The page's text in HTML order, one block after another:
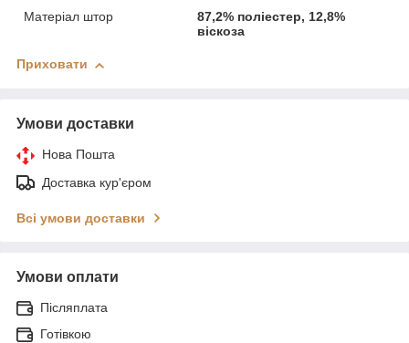
Матеріал штор
87,2% поліестер, 12,8%
віскоза
Приховати
Умови доставки
Нова Пошта
Доставка кур'єром
Всі умови доставки
Умови оплати
Післяплата
Готівкою